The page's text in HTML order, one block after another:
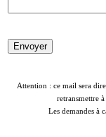
Attention : ce mail sera
retransmettre
Les demandes à